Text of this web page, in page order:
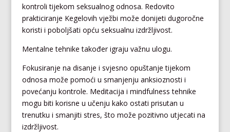
kontroli tijekom seksualnog odnosa. Redovito
prakticiranje Kegelovih vježbi može donijeti dugoročne
koristi i poboljšati opću seksualnu izdržljivost.
Mentalne tehnike također igraju važnu ulogu.
Fokusiranje na disanje i svjesno opuštanje tijekom
odnosa može pomoći u smanjenju anksioznosti i
povećanju kontrole. Meditacija i mindfulness tehnike
mogu biti korisne u učenju kako ostati prisutan u
trenutku i smanjiti stres, što može pozitivno utjecati na
izdržljivost.